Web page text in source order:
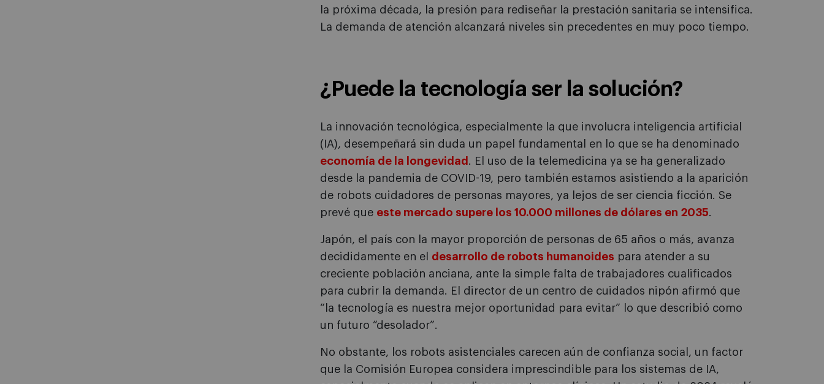
la próxima década, la presión para rediseñar la prestación sanitaria se intensifica.
La demanda de atención alcanzará niveles sin precedentes en muy poco tiempo.
¿Puede la tecnología ser la solución?
La innovación tecnológica, especialmente la que involucra inteligencia artificial
(IA), desempeñará sin duda un papel fundamental en lo que se ha denominado
economía de la longevidad . El uso de la telemedicina ya se ha generalizado
desde la pandemia de COVID-19, pero también estamos asistiendo a la aparición
de robots cuidadores de personas mayores, ya lejos de ser ciencia ficción. Se
prevé que este mercado supere los 10.000 millones de dólares en 2035.
Japón, el país con la mayor proporción de personas de 65 años o más, avanza
decididamente en el desarrollo de robots humanoides para atender a su
creciente población anciana, ante la simple falta de trabajadores cualificados
para cubrir la demanda. El director de un centro de cuidados nipón afirmó que
“la tecnología es nuestra mejor oportunidad para evitar” lo que describió como
un futuro “desolador”.
No obstante, los robots asistenciales carecen aún de confianza social, un factor
que la Comisión Europea considera imprescindible para los sistemas de IA,